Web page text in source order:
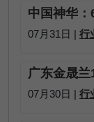
中国神华
07月31日 | 行
广东金晟
07月30日 | 行